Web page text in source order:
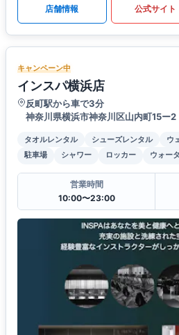
店舗情報 公式サイト
キャンペーン中
インスパ横浜店
反町駅から車で3分
神奈川県横浜市神奈川区山内町15ー2
タオルレンタル シューズレンタル ウ
駐車場
シャワー ロッカー ウォー
営業時間
10:00〜23:00